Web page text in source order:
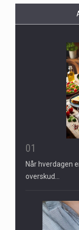
01
Når hverdagen
overskud…